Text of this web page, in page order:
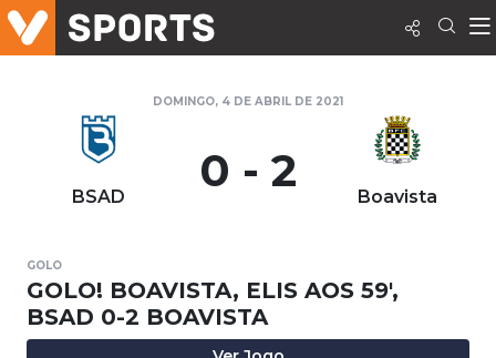
DOMINGO, 4 DE ABRIL DE 2021
BSAD 0 - 2 Boavista
GOLO
GOLO! BOAVISTA, ELIS AOS 59',
BSAD 0-2 BOAVISTA